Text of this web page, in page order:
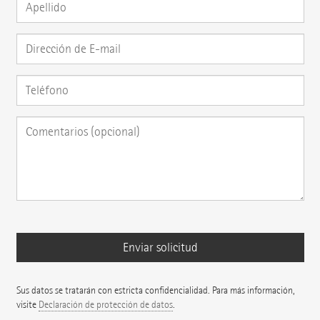
Sus datos se tratarán con estricta confidencialidad. Para más información,
visite Declaración de protección de datos.